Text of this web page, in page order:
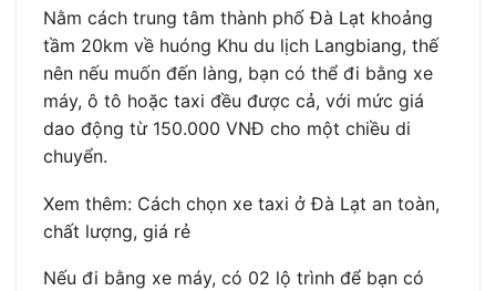
Nằm cách trung tâm thành phố Đà Lạt khoảng
tầm 20km về huóng Khu du lịch Langbiang, thế
nên nếu muốn đến làng, bạn có thể đi bằng xe
máy, ô tô hoặc taxi đều được cả, với mức giá
dao động từ 150.000 VNĐ cho một chiều di
chuyển.
Xem thêm: Cách chọn xe taxi ở Đà Lạt an toàn,
chất lượng, giá rẻ
Nếu đi bằng xe máy, có 02 lộ trình để bạn có